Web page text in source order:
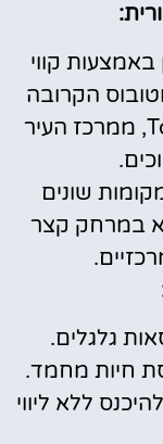
באמצעות קווי
הקרובה
ביותר היא ליד Tourist Street, ממרכז העיר
שונים
במרחק קצר
גלגלים.
חיות מחמד.
ללא ליווי